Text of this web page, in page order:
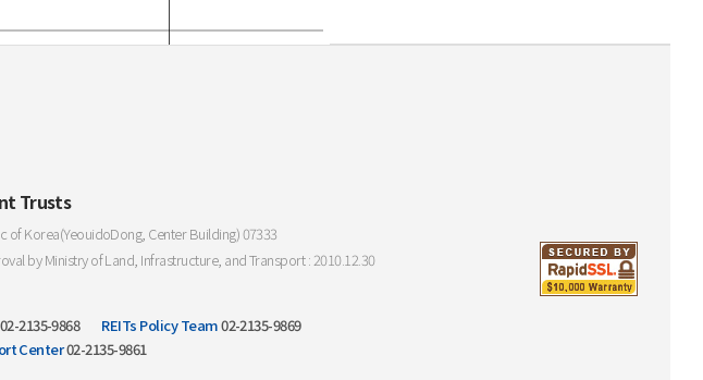
Trusts
of Korea(YeouidoDong, Center Building) 07333
by Ministry of Land, Infrastructure, and Transport : 2010.12.30
02-2135-9868 REITs Policy Team02-2135-9869
Center02-2135-9861